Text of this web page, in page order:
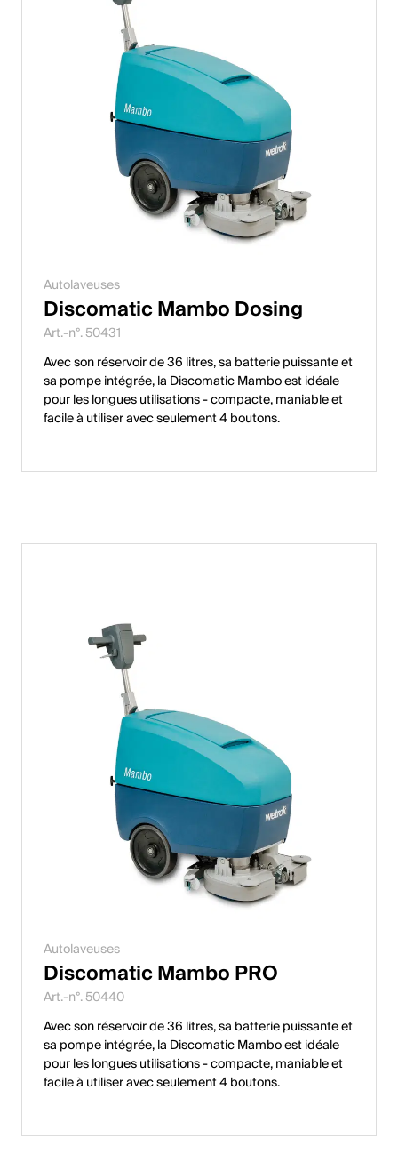
Autolaveuses
Discomatic Mambo Dosing
Art.-n°. 50431
Avec son réservoir de 36 litres, sa batterie puissante et
sa pompe intégrée, la Discomatic Mambo est idéale
pour les longues utilisations - compacte, maniable et
facile à utiliser avec seulement 4 boutons.
Autolaveuses
Discomatic Mambo PRO
Art.-n°. 50440
Avec son réservoir de 36 litres, sa batterie puissante et
sa pompe intégrée, la Discomatic Mambo est idéale
pour les longues utilisations - compacte, maniable et
facile à utiliser avec seulement 4 boutons.